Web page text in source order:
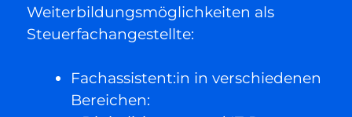
Weiterbildungsmöglichkeiten als
Steuerfachangestellte:
Fachassistent:in in verschiedenen
Bereichen: